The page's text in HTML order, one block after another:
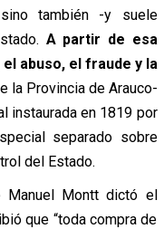
también -y suele
A partir de esa
abuso, el fraude y la
la Provincia de Arauco-
instaurada en 1819 por
separado sobre
del Estado.
Manuel Montt dictó el
que “toda compra de